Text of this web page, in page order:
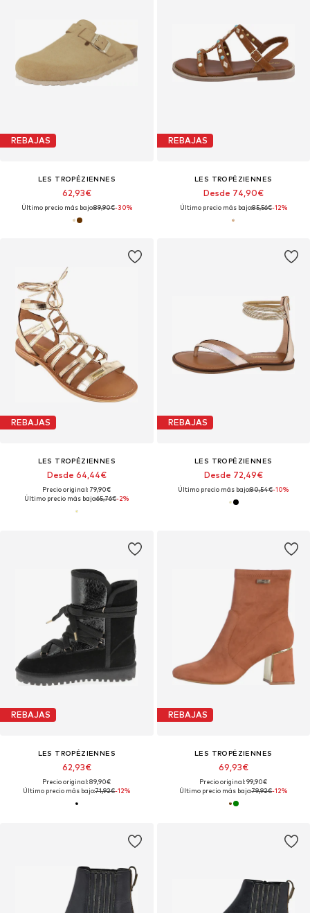
REBAJAS
LES TROPÉZIENNES
62,93€
Último precio más bajo:89,90€-30%
REBAJAS
LES TROPÉZIENNES
Desde 74,90€
Último precio más bajo:85,56€-12%
REBAJAS
LES TROPÉZIENNES
Desde 64,44€
Precio original: 79,90€
Último precio más bajo:65,76€-2%
REBAJAS
LES TROPÉZIENNES
Desde 72,49€
Último precio más bajo:80,54€-10%
REBAJAS
LES TROPÉZIENNES
62,93€
Precio original: 89,90€
Último precio más bajo:71,92€-12%
REBAJAS
LES TROPÉZIENNES
69,93€
Precio original: 99,90€
Último precio más bajo:79,92€-12%